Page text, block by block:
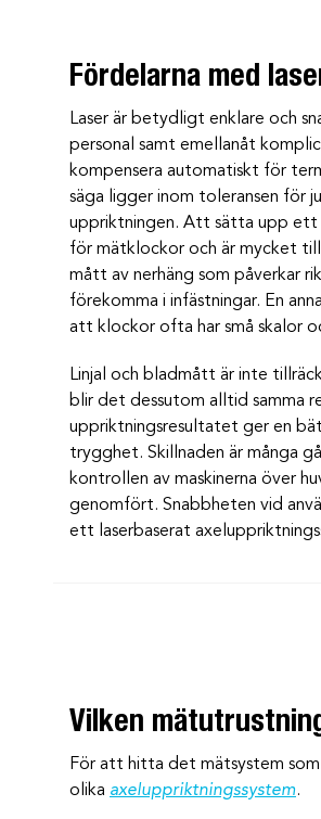
Fördelarna med
Laser är betydligt enklare och
personal samt emellanåt
kompensera automatiskt för
säga ligger inom toleransen för
uppriktningen. Att sätta upp ett
för mätklockor och är mycket
mått av nerhäng som påverkar
förekomma i infästningar. En
att klockor ofta har små skalor
Linjal och bladmått är inte
blir det dessutom alltid samma
uppriktningsresultatet ger en
trygghet. Skillnaden är många
kontrollen av maskinerna över
genomfört. Snabbheten vid
ett laserbaserat
Vilken
För att hitta det mätsystem som
olika axeluppriktningssystem.